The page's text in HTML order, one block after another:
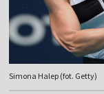
Simona Halep (fot. Getty)